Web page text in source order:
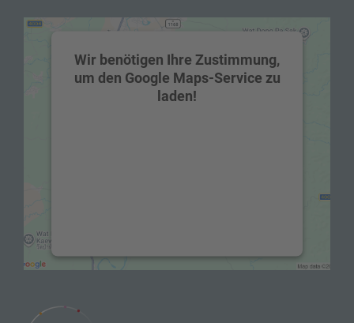
Wir benötigen Ihre Zustimmung,
um den Google Maps-Service zu
laden!